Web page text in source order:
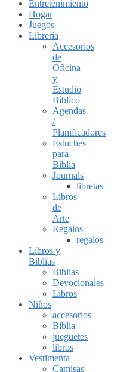
Entretenimiento
Hogar
Juegos
Librería
Accesorios
de
Oficina
y
Estudio
Bíblico
Agendas
/
Planificadores
Estuches
para
Biblia
Journals
libretas
Libros
de
Arte
Regalos
regalos
Libros y
Biblias
Biblias
Devocionales
Libros
Niños
accesorios
Biblia
jueguetes
libros
Vestimenta
Camisas